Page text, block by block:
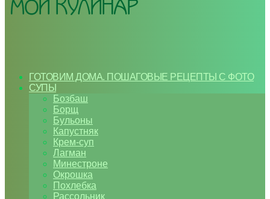
ГОТОВИМ ДОМА. ПОШАГОВЫЕ РЕЦЕПТЫ С ФОТО
СУПЫ
Бозбаш
Борщ
Бульоны
Капустняк
Крем-суп
Лагман
Минестроне
Окрошка
Похлебка
Рассольник